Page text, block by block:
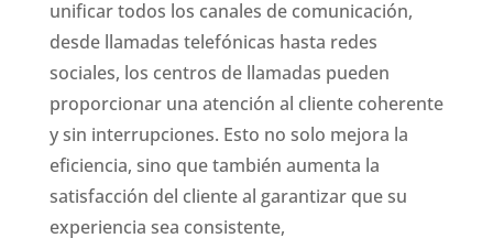
unificar todos los canales de comunicación,
desde llamadas telefónicas hasta redes
sociales, los centros de llamadas pueden
proporcionar una atención al cliente coherente
y sin interrupciones. Esto no solo mejora la
eficiencia, sino que también aumenta la
satisfacción del cliente al garantizar que su
experiencia sea consistente,